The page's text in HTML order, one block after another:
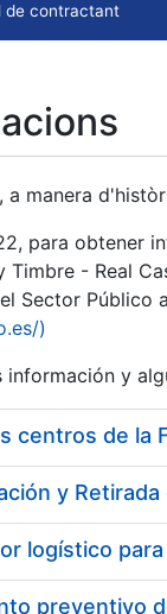
de contractant
a manera
para obtener
Timbre - Real
Sector Público
)
información y
centros de la